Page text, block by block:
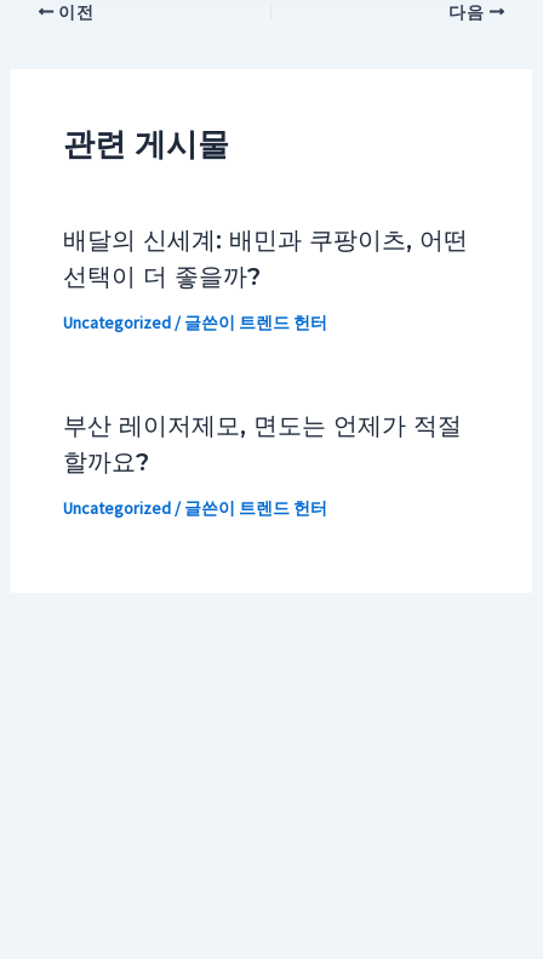
이전 다음
관련 게시물
배달의 신세계: 배민과 쿠팡이츠, 어떤
선택이 더 좋을까?
Uncategorized/ 글쓴이 트렌드 헌터
부산 레이저제모, 면도는 언제가 적절
할까요?
Uncategorized/ 글쓴이 트렌드 헌터